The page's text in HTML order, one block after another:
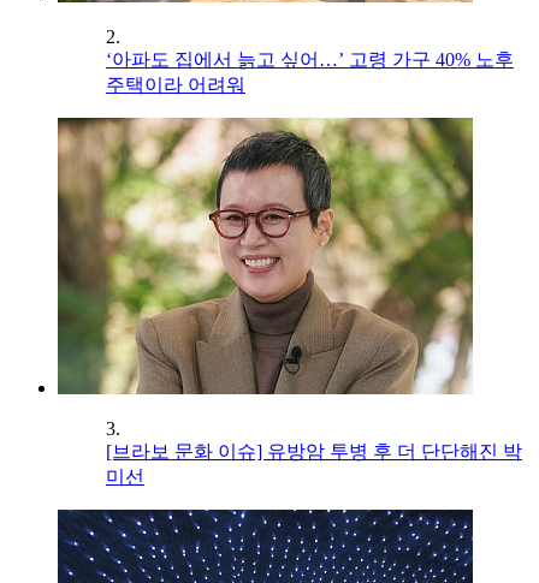
2.
‘아파도 집에서 늙고 싶어…’ 고령 가구 40% 노후
주택이라 어려워
3.
[브라보 문화 이슈] 유방암 투병 후 더 단단해진 박
미선